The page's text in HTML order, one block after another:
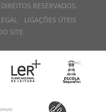
RESERVADOS.
LIGAÇÕES ÚTEIS
SITE